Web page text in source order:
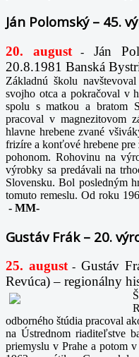
Ján Polomský – 45.
20. august-
Ján
20.8.1981 Banská
Základnú školu
svojho otca a pokračoval v
spolu s matkou a bratom
pracoval v magnezitovom
hlavne hrebene zvané
frizíre a konťové hrebene pre
pohonom. Rohovinu na
výrobky sa predávali na
Slovensku. Bol posledným
tomuto remeslu. Od roku
- MM-
Gustáv Frák – 20.
25. august- Gustáv
Revúca) – regionálny
odborného štúdia pracoval
na Ústrednom riaditeľstve
priemyslu v Prahe a potom